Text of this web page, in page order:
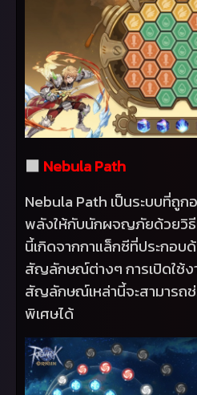
⬛ Nebula Path
Nebula Path เป็นระบบที่ถูก
พลังให้กับนักผจญภัยด้วยวิธี
นี้เกิดจากกาแล็กซีที่ประกอบ
สัญลักษณ์ต่างๆ การเปิดใช้ง
สัญลักษณ์เหล่านี้จะสามารถ
พิเศษได้